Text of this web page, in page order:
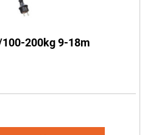
200kg 9-18m